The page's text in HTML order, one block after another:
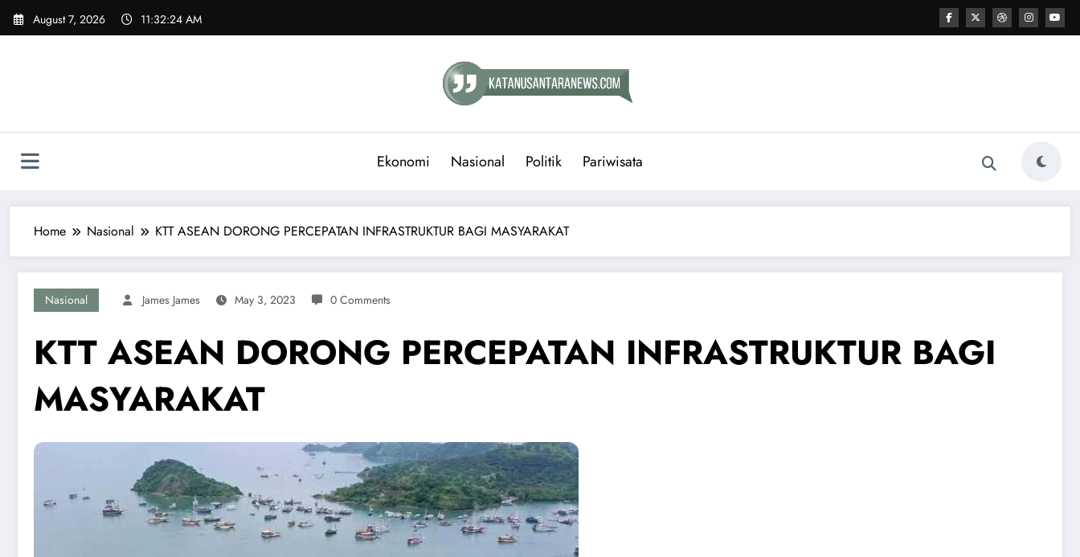
Skip
August 7, 2026 11:32:25 AM
Ekonomi Nasional Politik Pariwisata
Home Nasional KTT ASEAN DORONG PERCEPATAN INFRASTRUKTUR BAGI MASYARAKAT
Nasional James James May 3, 2023 0 Comments
KTT ASEAN DORONG PERCEPATAN INFRASTRUKTUR BAGI
MASYARAKAT